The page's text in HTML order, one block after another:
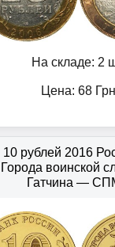
На складе: 2
Цена: 68Грн
10 рублей 2016
Города воинской
Гатчина —